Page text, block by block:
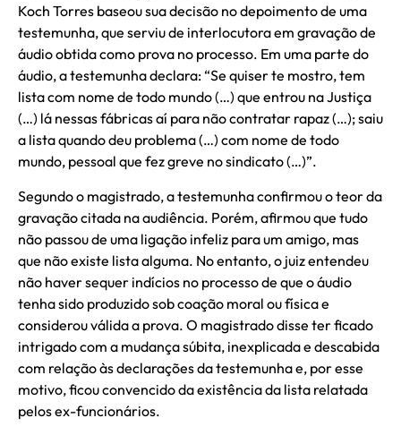
Koch Torres baseou sua decisão no depoimento de uma
testemunha, que serviu de interlocutora em gravação de
áudio obtida como prova no processo. Em uma parte do
áudio, a testemunha declara: “Se quiser te mostro, tem
lista com nome de todo mundo (…) que entrou na Justiça
(…) lá nessas fábricas aí para não contratar rapaz (…); saiu
a lista quando deu problema (…) com nome de todo
mundo, pessoal que fez greve no sindicato (…)”.
Segundo o magistrado, a testemunha confirmou o teor da
gravação citada na audiência. Porém, afirmou que tudo
não passou de uma ligação infeliz para um amigo, mas
que não existe lista alguma. No entanto, o juiz entendeu
não haver sequer indícios no processo de que o áudio
tenha sido produzido sob coação moral ou física e
considerou válida a prova. O magistrado disse ter ficado
intrigado com a mudança súbita, inexplicada e descabida
com relação às declarações da testemunha e, por esse
motivo, ficou convencido da existência da lista relatada
pelos ex-funcionários.